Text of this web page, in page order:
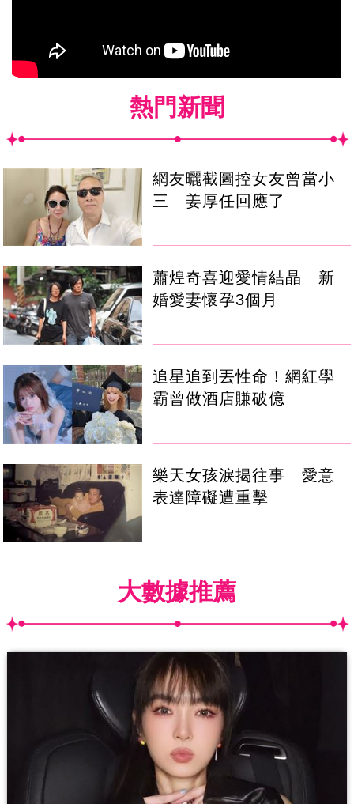
熱門新聞
網友曬截圖控女友曾當小
三 姜厚任回應了
蕭煌奇喜迎愛情結晶 新
婚愛妻懷孕3個月
追星追到丟性命！網紅學
霸曾做酒店賺破億
樂天女孩淚揭往事 愛意
表達障礙遭重擊
大數據推薦